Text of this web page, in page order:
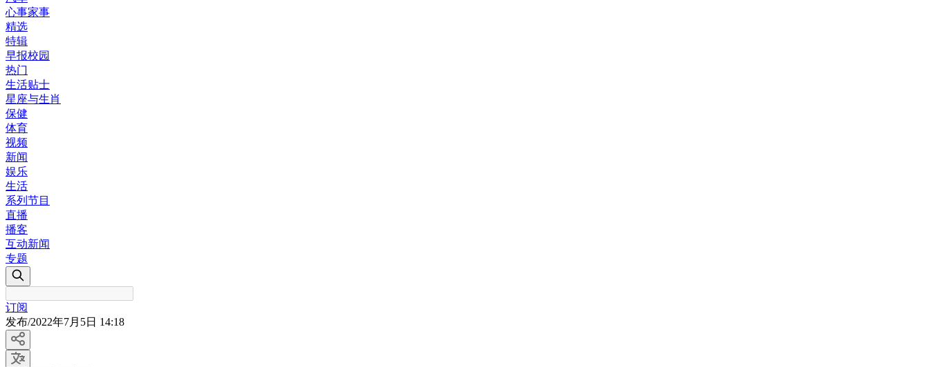
心事家事
精选
特辑
早报校园
热门
生活贴士
星座与生肖
保健
体育
视频
新闻
娱乐
生活
系列节目
直播
播客
互动新闻
专题
订阅
发布/2022年7月5日 14:18